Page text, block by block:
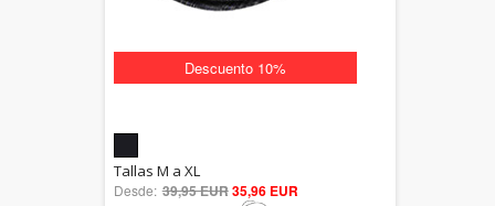
Descuento 10%
out of 5
Tallas M a XL
Desde: 39,95 EUR35,96 EUR